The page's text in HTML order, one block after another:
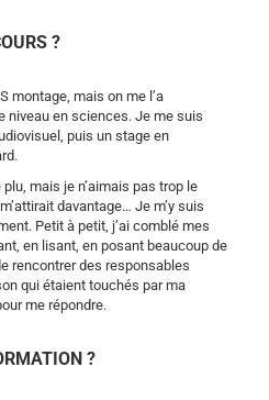
?
montage, mais on me l’a
niveau en sciences. Je me suis
puis un stage en
mais je n’aimais pas trop le
davantage… Je m’y suis
Petit à petit, j’ai comblé mes
en lisant, en posant beaucoup de
rencontrer des responsables
qui étaient touchés par ma
me répondre.
?